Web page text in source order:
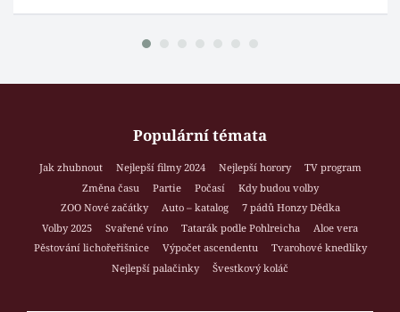
Populární témata
Jak zhubnout Nejlepší filmy 2024 Nejlepší horory
TV program
Změna času
Partie Počasí
Kdy budou volby
ZOO Nové začátky
Auto – katalog
7 pádů Honzy Dědka
Volby 2025
Svařené víno Tatarák podle Pohlreicha
Aloe vera
Pěstování lichořeřišnice
Výpočet ascendentu
Tvarohové knedlíky
Nejlepší palačinky
Švestkový koláč